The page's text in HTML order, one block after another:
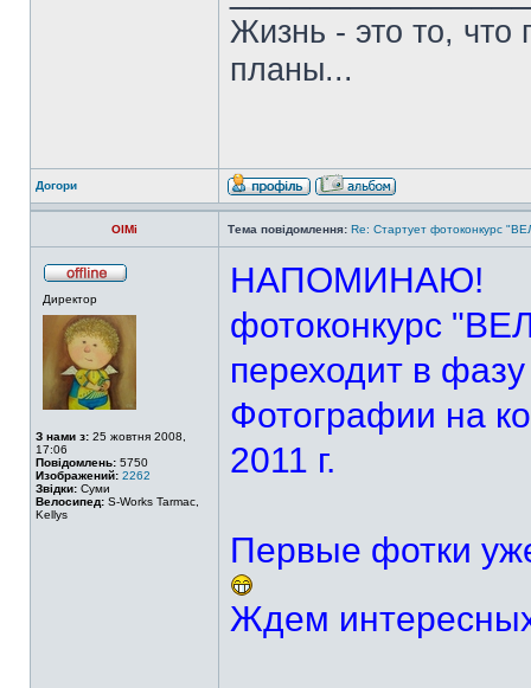
Жизнь - это то,
планы...
Догори
OlMi Тема повідомлення: Re: Стартует фотоконкурс
Директор
З нами з: 25 жовтня 2008,
17:06
Повідомлень: 5750
Изображений: 2262
Звідки: Суми
Велосипед: S-Works Tarmac,
Kellys
НАПОМИНАЮ!
фотоконкурс
переходит в
Фотографии на
2011 г.
Первые фотки
Ждем